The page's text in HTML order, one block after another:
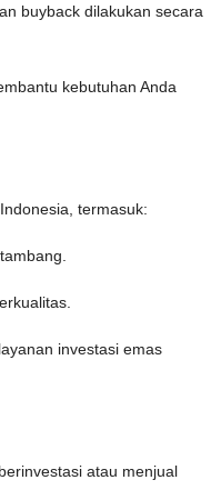
buyback dilakukan secara
kebutuhan Anda
termasuk:
investasi emas
atau menjual